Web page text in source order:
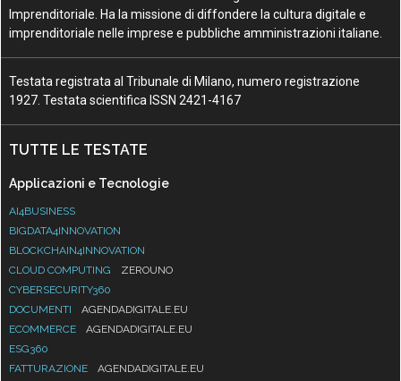
Imprenditoriale. Ha la missione di diffondere la cultura digitale e
imprenditoriale nelle imprese e pubbliche amministrazioni italiane.
Testata registrata al Tribunale di Milano, numero registrazione
1927. Testata scientifica ISSN 2421-4167
TUTTE LE TESTATE
Applicazioni e Tecnologie
AI4BUSINESS
BIGDATA4INNOVATION
BLOCKCHAIN4INNOVATION
CLOUD COMPUTING
ZEROUNO
CYBERSECURITY360
DOCUMENTI
AGENDADIGITALE.EU
ECOMMERCE
AGENDADIGITALE.EU
ESG360
FATTURAZIONE
AGENDADIGITALE.EU